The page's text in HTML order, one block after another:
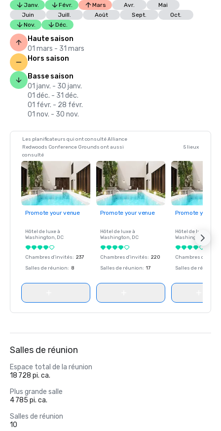
Janv. Févr. Mars Avr.
Mai
Juin
Juill. Août Sept.
Oct.
Nov.
Déc.
Haute saison
01 mars - 31 mars
Hors saison
Basse saison
01 janv. - 30 janv.
01 déc. - 31 déc.
01 févr. - 28 févr.
01 nov. - 30 nov.
Les planificateurs qui ont consulté Alliance
Redwoods Conference Grounds ont aussi
consulté
5 lieux
Promote your venue
Hôtel de luxe à
Washington, DC
Chambres d'invités: 237
Salles de réunion: 8
Promote your venue
Hôtel de luxe à
Washington, DC
Chambres d'invités: 220
Salles de réunion: 17
Promote your
Hôtel de luxe à
Washington
Chambres
Salles de réunion
Salles de réunion
Espace total de la réunion
18 728 pi. ca.
Plus grande salle
4 785 pi. ca.
Salles de réunion
10